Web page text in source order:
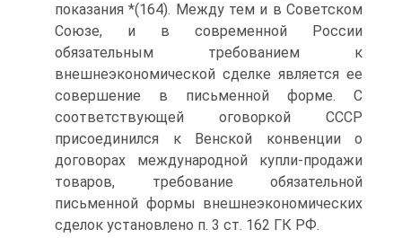
показания *(164). Между тем и в Советском
Союзе, и в современной России
обязательным требованием к
внешнеэкономической сделке является ее
совершение в письменной форме. С
соответствующей оговоркой СССР
присоединился к Венской конвенции о
договорах международной купли-продажи
товаров, требование обязательной
письменной формы внешнеэкономических
сделок установлено п. 3 ст. 162 ГК РФ.